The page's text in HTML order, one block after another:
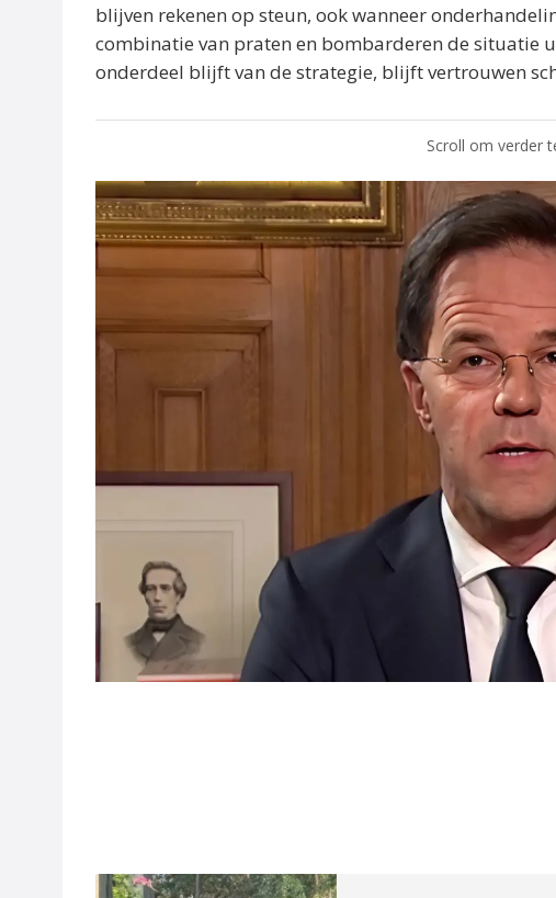
blijven rekenen op steun, ook wanneer
combinatie van praten en bombarderen de situatie
onderdeel blijft van de strategie, blijft vertrouwen
Scroll om verder